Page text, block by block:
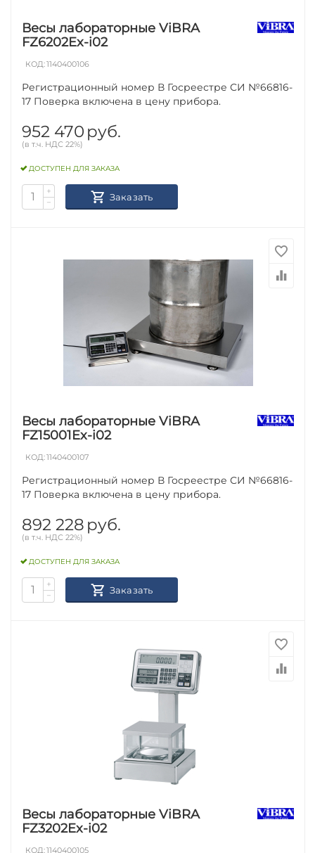
Весы лабораторные ViBRA
FZ6202Ex-i02
КОД:1140400106
Регистрационный номер В Госреестре СИ №66816-
17 Поверка включена в цену прибора.
952 470 руб.
(в т.ч. НДС 22%)
ДОСТУПЕН ДЛЯ ЗАКАЗА
+
−
Заказать
Весы лабораторные ViBRA
FZ15001Ex-i02
КОД:1140400107
Регистрационный номер В Госреестре СИ №66816-
17 Поверка включена в цену прибора.
892 228 руб.
(в т.ч. НДС 22%)
ДОСТУПЕН ДЛЯ ЗАКАЗА
+
−
Заказать
Весы лабораторные ViBRA
FZ3202Ex-i02
КОД:1140400105